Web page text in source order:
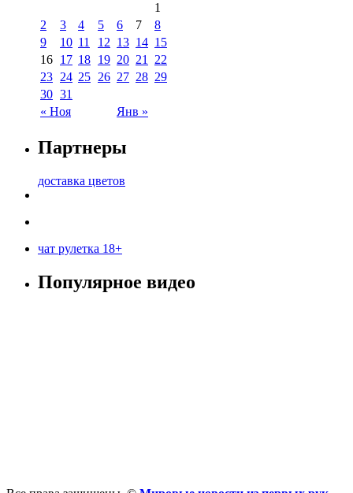
« Ноя Янв »
1
2
3 4 5 6 7
8
9
10 11 12 13 14 15
16 17 18 19 20 21
22
23 24 25 26 27 28 29
30 31
Партнеры
доставка цветов
чат рулетка 18+
Популярное видео